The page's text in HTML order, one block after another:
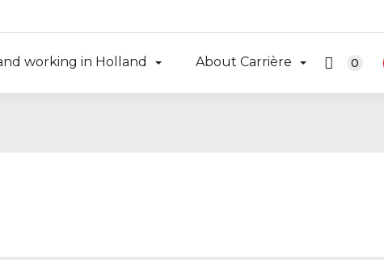
working in Holland About Carrière 0